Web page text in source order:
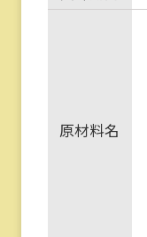
原材料名